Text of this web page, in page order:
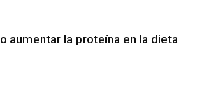
aumentar la proteína en la dieta